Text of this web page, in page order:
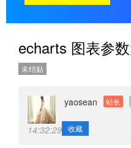
echarts 图表参
未结贴
yaosean 站长
14:32:29 收藏